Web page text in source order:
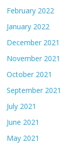
February 2022
January 2022
December 2021
November 2021
October 2021
September 2021
July 2021
June 2021
May 2021